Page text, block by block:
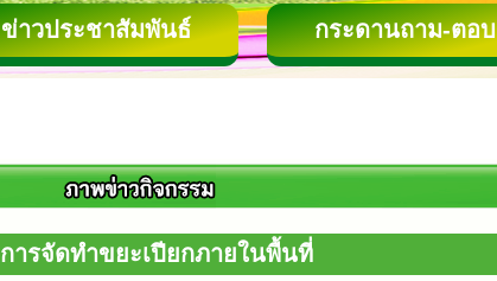
ข่าวประชาสัมพันธ์ กระดานถาม-ตอบ
การจัดทำขยะเปียกภายในพื้นที่